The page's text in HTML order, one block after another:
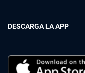
DESCARGA LA APP